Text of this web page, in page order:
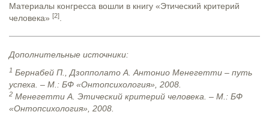
Материалы конгресса вошли в книгу «Этический критерий
человека» [2].
Дополнительные источники:
1 Бернабей П., Дзопполато А. Антонио Менегетти – путь
успеха. – М.: БФ «Онтопсихология», 2008.
2 Менегетти А. Этический критерий человека. – М.: БФ
«Онтопсихология», 2008.